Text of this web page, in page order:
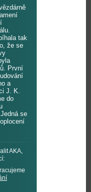
tak
že se
První
a
J. K.
do
se
AKA,